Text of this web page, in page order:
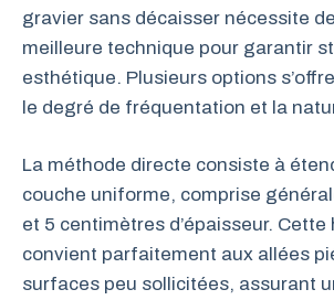
gravier sans décaisser nécessite
meilleure technique pour garantir
esthétique. Plusieurs options
le degré de fréquentation et la
La méthode directe consiste à
couche uniforme, comprise
et 5 centimètres d’épaisseur. Cette
convient parfaitement aux allées
surfaces peu sollicitées, assurant